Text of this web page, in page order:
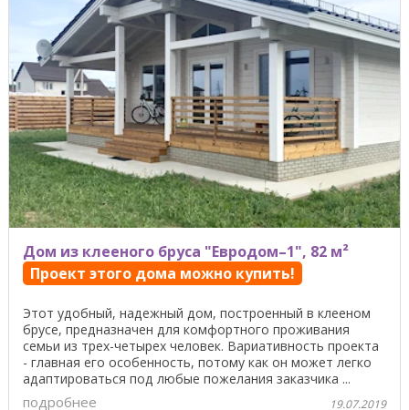
Дом из клееного бруса "Евродом–1", 82 м²
Проект этого дома можно купить!
Этот удобный, надежный дом, построенный в клееном
брусе, предназначен для комфортного проживания
семьи из трех-четырех человек. Вариативность проекта
- главная его особенность, потому как он может легко
адаптироваться под любые пожелания заказчика ...
подробнее 19.07.2019